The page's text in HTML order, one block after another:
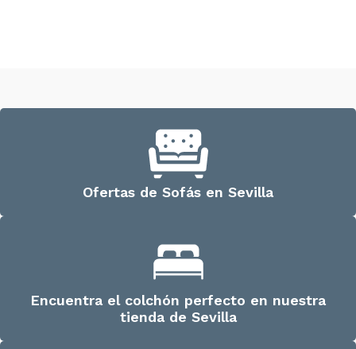
Ofertas de Sofás en Sevilla
Encuentra el colchón perfecto en nuestra
tienda de Sevilla